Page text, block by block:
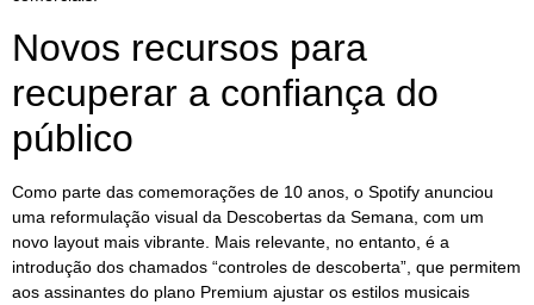
Novos recursos para
recuperar a confiança do
público
Como parte das comemorações de 10 anos, o Spotify anunciou
uma reformulação visual da Descobertas da Semana, com um
novo layout mais vibrante. Mais relevante, no entanto, é a
introdução dos chamados “controles de descoberta”, que permitem
aos assinantes do plano Premium ajustar os estilos musicais